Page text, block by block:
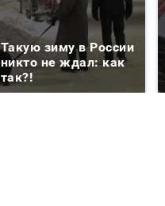
Такую зиму в России
никто не ждал: как
так?!